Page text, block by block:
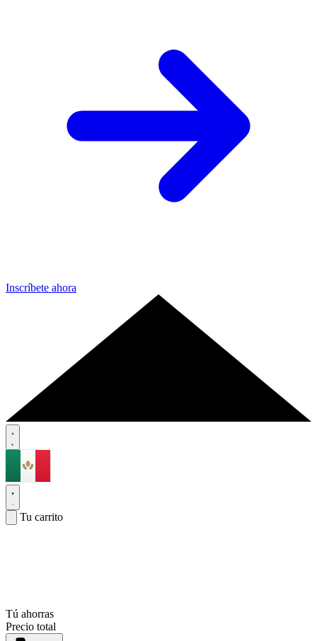
Inscríbete ahora
Tu carrito
Tú ahorras
Precio total